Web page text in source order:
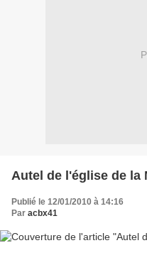
Autel de l'église de la
Publié le 12/01/2010 à 14:16
Par acbx41